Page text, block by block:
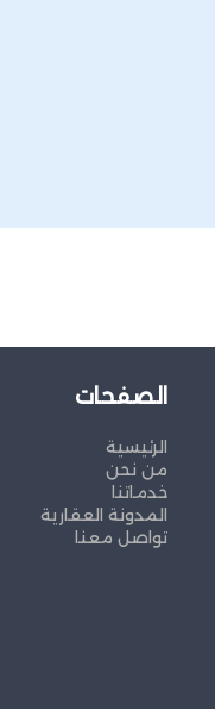
الصفحات
الرئيسية
من نحن
خدماتنا
المدونة العقارية
تواصل معنا